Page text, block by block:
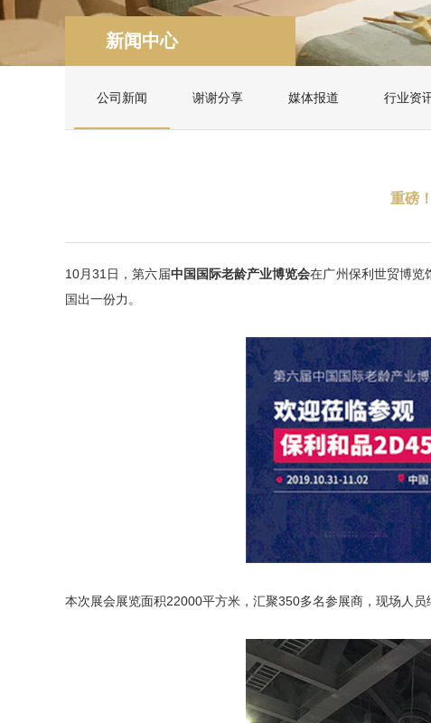
新闻中心
公司新闻 谢谢分享 媒体报道 行业资
重磅
10月31日，第六届中国国际老龄产业博览会在广州保利世贸博览
国出一份力。
本次展会展览面积22000平方米，汇聚350多名参展商，现场人